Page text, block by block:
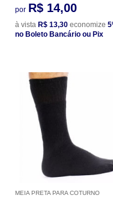
por R$ 14,00
à vista R$ 13,30 economize
no Boleto Bancário ou Pix
MEIA PRETA PARA COTURNO